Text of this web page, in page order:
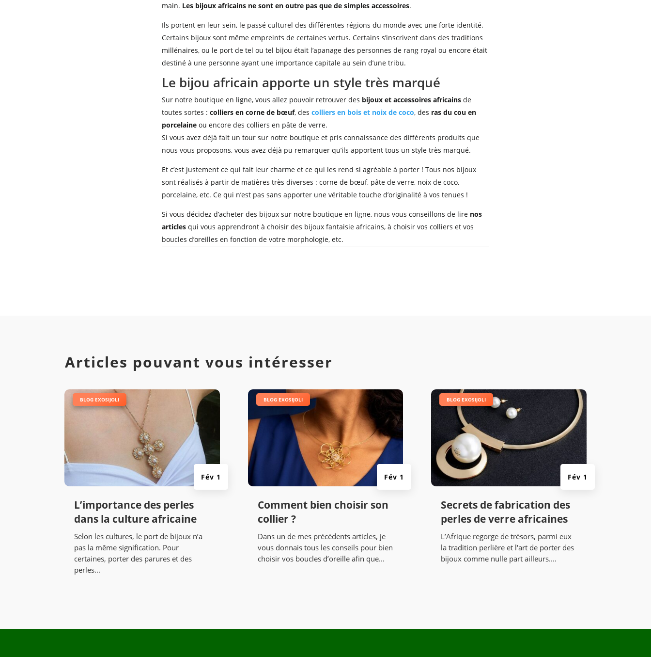
main. Les bijoux africains ne sont en outre pas que de simples accessoires.
Ils portent en leur sein, le passé culturel des différentes régions du monde avec une forte identité.
Certains bijoux sont même empreints de certaines vertus. Certains s’inscrivent dans des traditions
millénaires, ou le port de tel ou tel bijou était l’apanage des personnes de rang royal ou encore était
destiné à une personne ayant une importance capitale au sein d’une tribu.
Le bijou africain apporte un style très marqué
Sur notre boutique en ligne, vous allez pouvoir retrouver des bijoux et accessoires africains de
toutes sortes :colliers en corne de bœuf, descolliers en bois et noix de coco, des ras du cou en
porcelaine ou encore des colliers en pâte de verre.
Si vous avez déjà fait un tour sur notre boutique et pris connaissance des différents produits que
nous vous proposons, vous avez déjà pu remarquer qu’ils apportent tous un style très marqué.
Et c’est justement ce qui fait leur charme et ce qui les rend si agréable à porter ! Tous nos bijoux
sont réalisés à partir de matières très diverses : corne de bœuf, pâte de verre, noix de coco,
porcelaine, etc. Ce qui n’est pas sans apporter une véritable touche d’originalité à vos tenues !
Si vous décidez d’acheter des bijoux sur notre boutique en ligne, nous vous conseillons de lire nos
articles qui vous apprendront à choisir des bijoux fantaisie africains, à choisir vos colliers et vos
boucles d’oreilles en fonction de votre morphologie, etc.
Articles pouvant vous intéresser
L’importance des perles
dans la culture africaine
Fév 1
| BLOG EXOSIJOLI
Selon les cultures, le port de bijoux n’a
pas la même signification. Pour
certaines, porter des parures et des
perles...
Comment bien choisir son
collier ?
Fév 1
BLOG EXOSIJOLI
Dans un de mes précédents articles, je
vous donnais tous les conseils pour bien
choisir vos boucles d’oreille afin que...
Secrets de fabrication des
perles de verre africaines
Fév 1
BLOG EXOSIJOLI
L’Afrique regorge de trésors, parmi eux
la tradition perlière et l'art de porter des
bijoux comme nulle part ailleurs....